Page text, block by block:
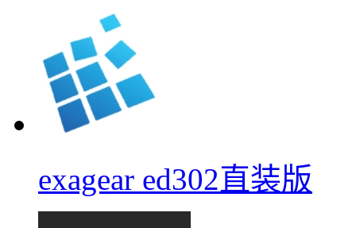
exagear ed302直装版